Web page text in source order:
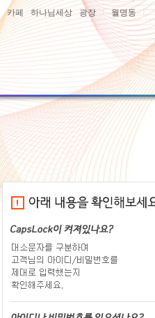
카페 하나님세상 광장 월명동 |